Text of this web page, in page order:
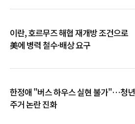
이란, 호르무즈 해협 재개방 조건으로
美에 병력 철수·배상 요구
한정애 "버스 하우스 실현 불가"…청년
주거 논란 진화